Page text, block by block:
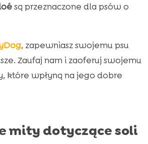
są przeznaczone dla psów o
, zapewniasz swojemu psu
Zaufaj nam i zaoferuj swojemu
które wpłyną na jego dobre
mity dotyczące soli